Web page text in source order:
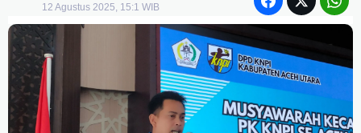
12 Agustus 2025, 15:1 WIB